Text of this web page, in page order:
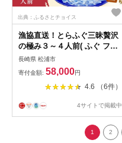
出典：ふるさとチョイス
漁協直送！とらふぐ三昧贅沢
の極み３～４人前( ふぐ フグ
河豚 とらふぐ トラフグ 茶漬
け 唐揚げ )【F8-003】
長崎県 松浦市
寄付金額: 58,000円
4.6 （6件）
4サイトで掲載中
1 2